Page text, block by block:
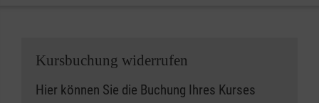
Kursbuchung widerrufen
Hier können Sie die Buchung Ihres Kurses